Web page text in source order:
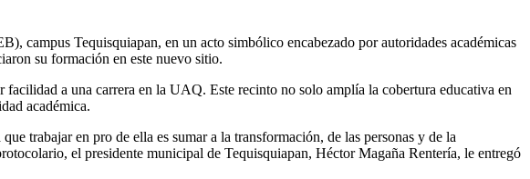
campus Tequisquiapan, en un acto simbólico encabezado por autoridades académicas
su formación en este nuevo sitio.
a una carrera en la UAQ. Este recinto no solo amplía la cobertura educativa en
académica.
trabajar en pro de ella es sumar a la transformación, de las personas y de la
el presidente municipal de Tequisquiapan, Héctor Magaña Rentería, le entregó